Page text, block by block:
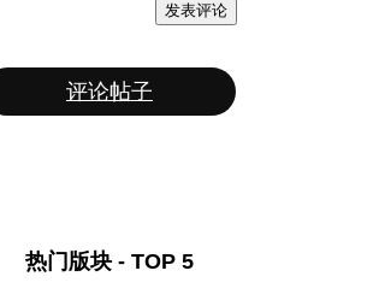
发表评论
评论帖子
热门版块 - TOP 5